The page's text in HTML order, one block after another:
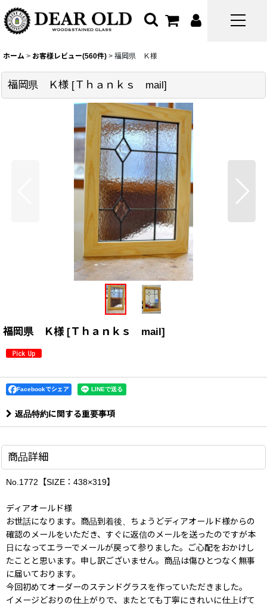
ホーム > お客様レビュー(560件) > 福岡県 Ｋ様
福岡県 Ｋ様 [Ｔｈａｎｋｓ mail]
福岡県 Ｋ様 [Ｔｈａｎｋｓ mail]
Facebookでシェア
返品特約に関する重要事項
商品詳細
No.1772【SIZE：438×319】
ディアオールド様
お世話になります。商品到着後、ちょうどディアオールド様からの
確認のメールをいただき、すぐに返信のメールを送ったのですが本
日になってエラーでメールが戻って参りました。ご心配をおかけし
たことと思います。申し訳ございません。商品は傷ひとつなく無事
に届いております。
今回初めてオーダーのステンドグラスを作っていただきました。
イメージどおりの仕上がりで、またとても丁寧にきれいに仕上げて